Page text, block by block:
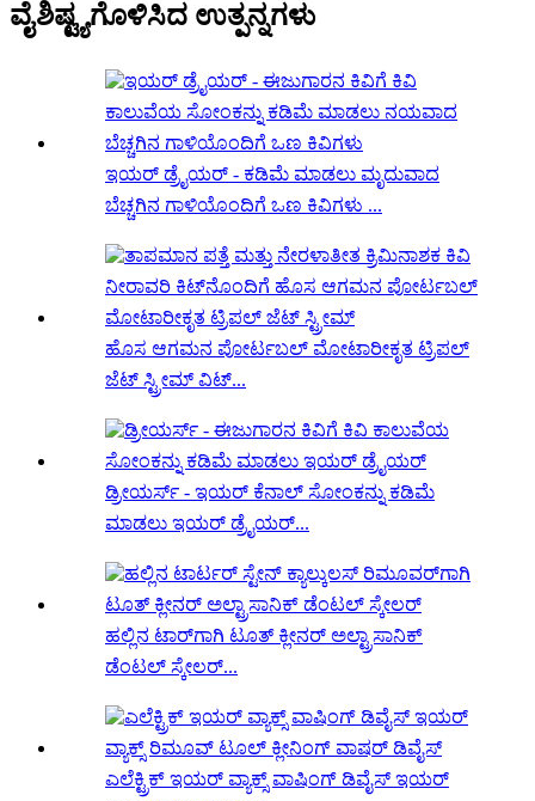
ವೈಶಿಷ್ಟ್ಯಗೊಳಿಸಿದ ಉತ್ಪನ್ನಗಳು
ಇಯರ್ ಡ್ರೈಯರ್ - ಕಡಿಮೆ ಮಾಡಲು ಮೃದುವಾದ
ಬೆಚ್ಚಗಿನ ಗಾಳಿಯೊಂದಿಗೆ ಒಣ ಕಿವಿಗಳು ...
ಹೊಸ ಆಗಮನ ಪೋರ್ಟಬಲ್ ಮೋಟಾರೀಕೃತ ಟ್ರಿಪಲ್
ಜೆಟ್ ಸ್ಟ್ರೀಮ್ ವಿಟ್...
ಡ್ರೀಯರ್ಸ್ - ಇಯರ್ ಕೆನಾಲ್ ಸೋಂಕನ್ನು ಕಡಿಮೆ
ಮಾಡಲು ಇಯರ್ ಡ್ರೈಯರ್...
ಹಲ್ಲಿನ ಟಾರ್‌ಗಾಗಿ ಟೂತ್ ಕ್ಲೀನರ್ ಅಲ್ಟ್ರಾಸಾನಿಕ್
ಡೆಂಟಲ್ ಸ್ಕೇಲರ್...
ಎಲೆಕ್ಟ್ರಿಕ್ ಇಯರ್ ವ್ಯಾಕ್ಸ್ ವಾಷಿಂಗ್ ಡಿವೈಸ್ ಇಯರ್